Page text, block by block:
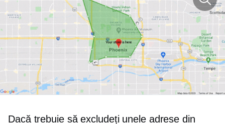
Dacă trebuie să excludeți unele adrese din